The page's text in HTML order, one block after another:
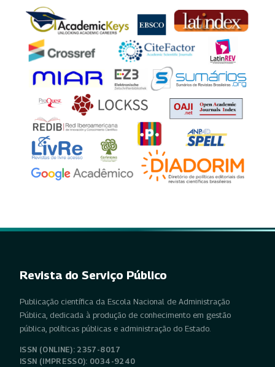
Revista do Serviço Público
Publicação científica da Escola Nacional de Administração
Pública, dedicada à produção de conhecimento em gestão
pública, políticas públicas e administração do Estado.
ISSN (ONLINE): 2357-8017
ISSN (IMPRESSO): 0034-9240